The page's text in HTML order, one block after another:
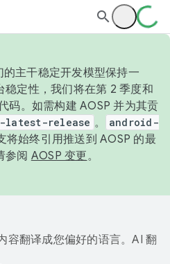
主干稳定开发模型保持一
定性，我们将在第 2 季度和
码。如需构建 AOSP 并为其贡
latest-release 。
android-
将始终引用推送到 AOSP 的最
参阅 AOSP 变更。
容翻译成您偏好的语言。AI 翻